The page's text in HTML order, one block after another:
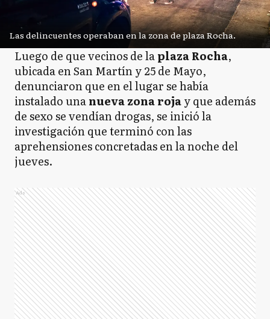
Las delincuentes operaban en la zona de plaza Rocha.
Luego de que vecinos de laplaza Rocha,
ubicada en San Martín y 25 de Mayo,
denunciaron que en el lugar se había
instalado unanueva zona rojay que además
de sexo se vendían drogas, se inició la
investigación que terminó con las
aprehensiones concretadas en la noche del
jueves.
Ads